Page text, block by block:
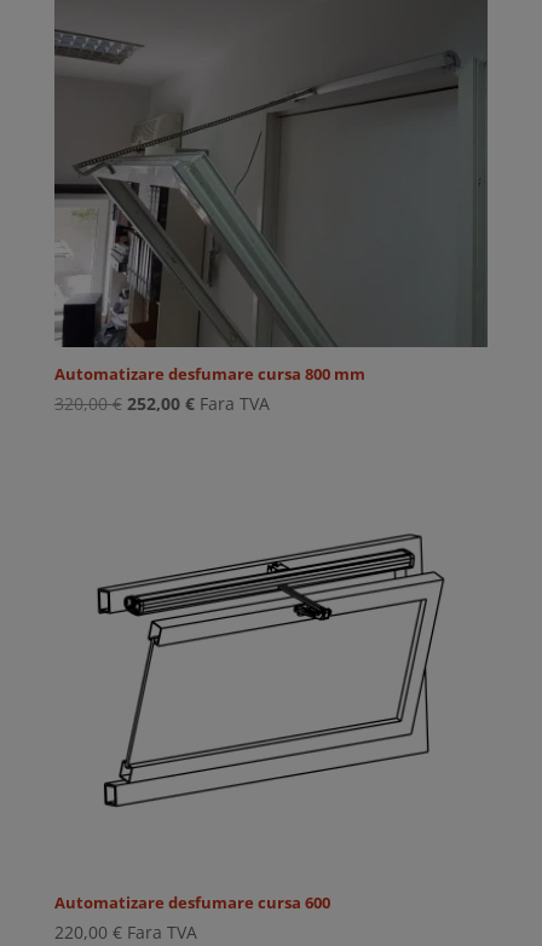
Automatizare desfumare cursa 800 mm
320,00€ Prețul
252,00 €Prețul
Fara TVA
Automatizare desfumare cursa 600
220,00 € Fara TVA